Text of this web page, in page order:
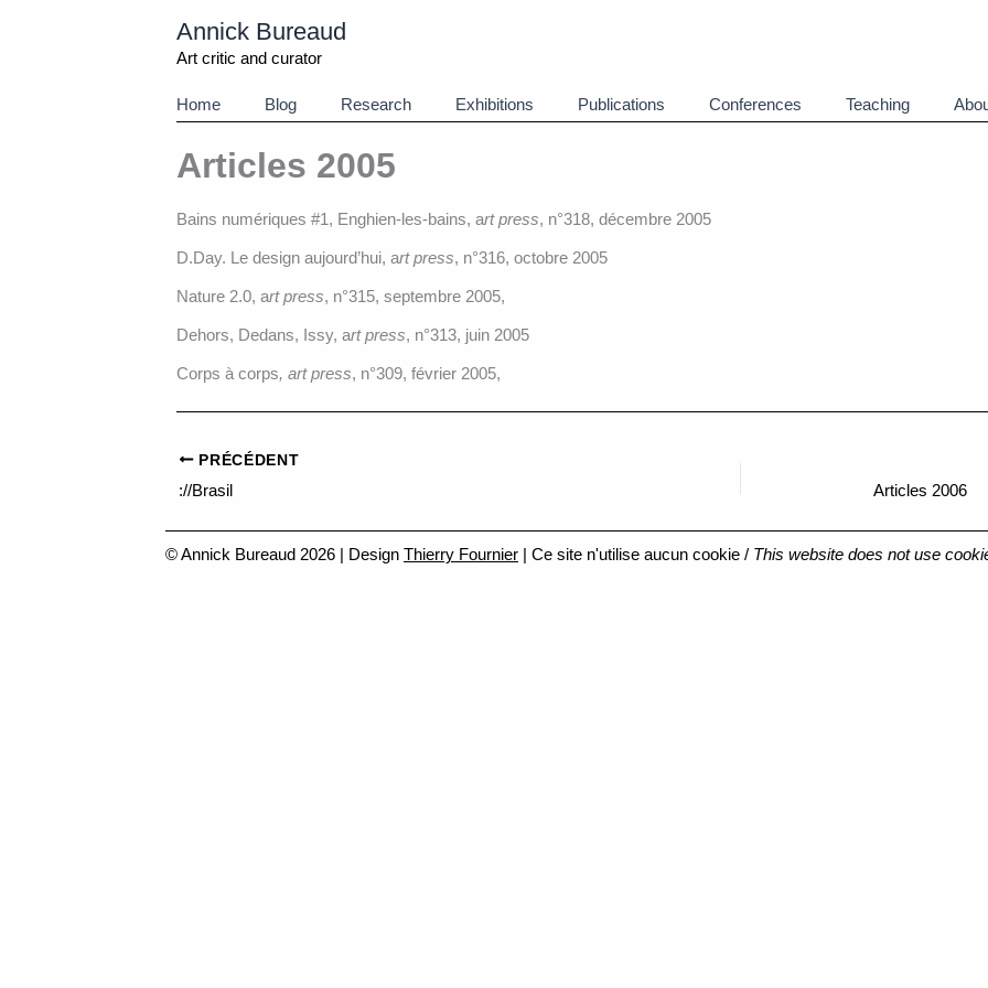
Annick Bureaud
Art critic and curator
Home Blog Research Exhibitions Publications Conferences Teaching
Articles 2005
Bains numériques #1, Enghien-les-bains, art press, n°318, décembre 2005
D.Day. Le design aujourd’hui, art press, n°316, octobre 2005
Nature 2.0, art press, n°315, septembre 2005,
Dehors, Dedans, Issy, art press, n°313, juin 2005
Corps à corps, art press, n°309, février 2005,
PRÉCÉDENT
://Brasil Articles 2006
© Annick Bureaud 2026 | Design Thierry Fournier | Ce site n'utilise aucun cookie / This website does not use